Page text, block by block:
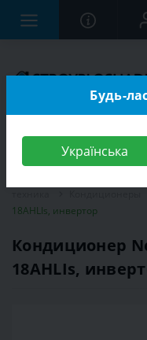
18AHLIs, инвертор
Кондиционер
18AHLIs,
Будь-
Українська